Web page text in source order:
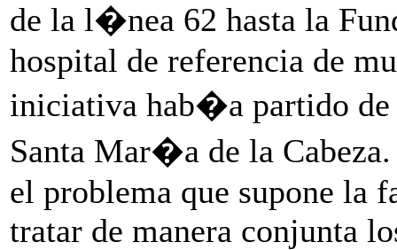
de la l�nea 62 hasta la
hospital de referencia de
iniciativa hab�a partido
Santa Mar�a de la
el problema que supone la
tratar de manera conjunta